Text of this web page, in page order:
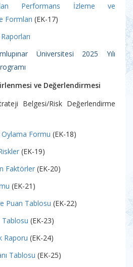
Performans İzleme ve
Formları (EK-17)
Üniversitesi 2025 Yılı
ve Değerlendirmesi
Belgesi/Risk Değerlendirme
Formu (EK-18)
(EK-19)
Faktörler (EK-20)
(EK-21)
Puan Tablosu (EK-22)
Tablosu (EK-23)
Raporu (EK-24)
Tablosu (EK-25)